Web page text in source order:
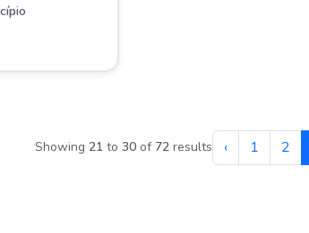
Showing 21to 30of 72results ‹ 1 2